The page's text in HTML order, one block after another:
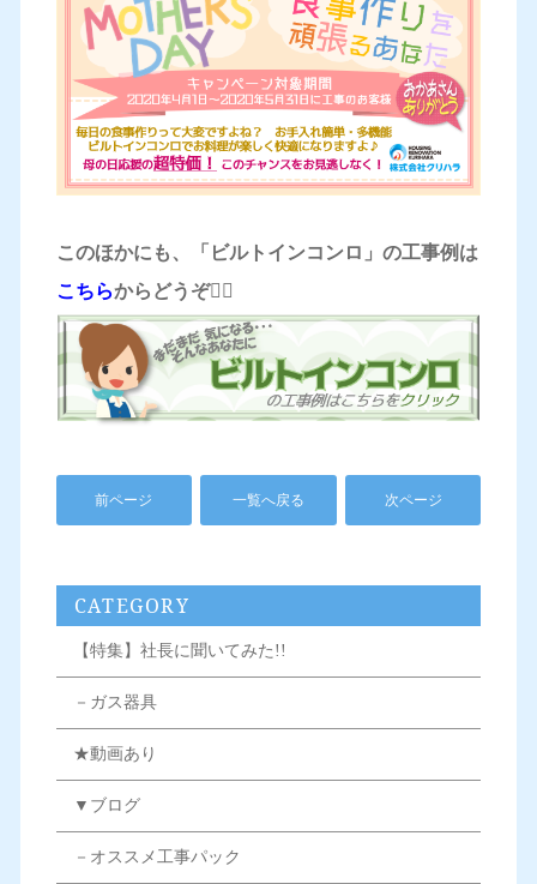
このほかにも、「ビルトインコンロ」の工事例は
こちらからどうぞ💁‍♀️
前ページ 一覧へ戻る 次ページ
CATEGORY
【特集】社長に聞いてみた!!
－ガス器具
★動画あり
▼ブログ
－オススメ工事パック